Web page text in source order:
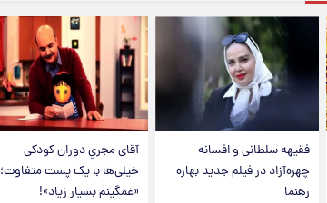
فقیهه سلطانی و افسانه
چهره‌آزاد در فیلم جدید بهاره
رهنما
آقای مجریِ دوران کودکی
خیلی‌ها با یک پست متفاوت؛
«غمگینم بسیار زیاد»!